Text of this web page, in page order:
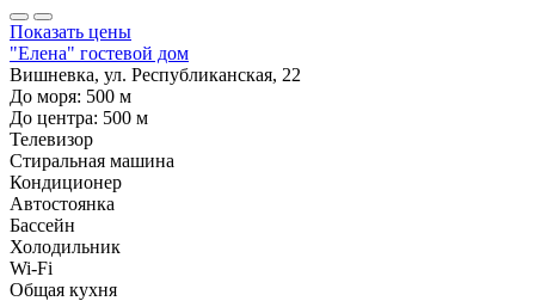
Показать цены
"Елена" гостевой дом
Вишневка, ул. Республиканская, 22
До моря: 500 м
До центра: 500 м
Телевизор
Стиральная машина
Кондиционер
Автостоянка
Бассейн
Холодильник
Wi-Fi
Общая кухня